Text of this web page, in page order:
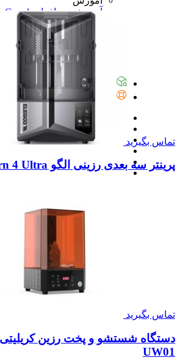
آموزش نرم‌افزار G-code برای CNC
آموزش نرم‌افزار
آموزش جامع ساخت
آموزش تراشکاری
آموزش کامل ساخت
همه آموزش
پیگیری سفارشات
تماس با ما
تماس بگیرید
پرینتر سه بعدی رزینی الگو ELEGOO Saturn 4 Ultra
تماس بگیرید
UW01